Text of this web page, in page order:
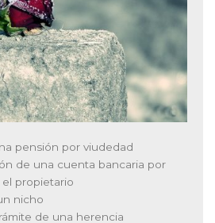
pensión por viudedad
de una cuenta bancaria por
propietario
nicho
de una herencia